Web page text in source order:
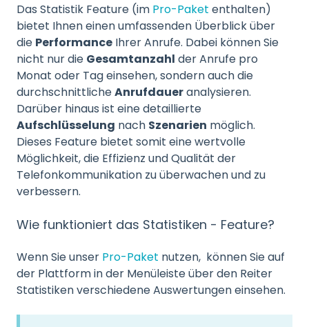
Das Statistik Feature (im Pro-Paket enthalten)
bietet Ihnen einen umfassenden Überblick über
die Performance Ihrer Anrufe. Dabei können Sie
nicht nur die Gesamtanzahl der Anrufe pro
Monat oder Tag einsehen, sondern auch die
durchschnittlicheAnrufdaueranalysieren.
Darüber hinaus ist eine detaillierte
Aufschlüsselung nach Szenarien möglich.
Dieses Feature bietet somit eine wertvolle
Möglichkeit, die Effizienz und Qualität der
Telefonkommunikation zu überwachen und zu
verbessern.
Wie funktioniert das Statistiken - Feature?
Wenn Sie unser Pro-Paket nutzen, können Sie auf
der Plattform in der Menüleiste über den Reiter
Statistiken verschiedene Auswertungen einsehen.